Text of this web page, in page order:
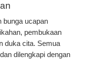
bunga ucapan
pembukaan
duka cita. Semua
dilengkapi dengan